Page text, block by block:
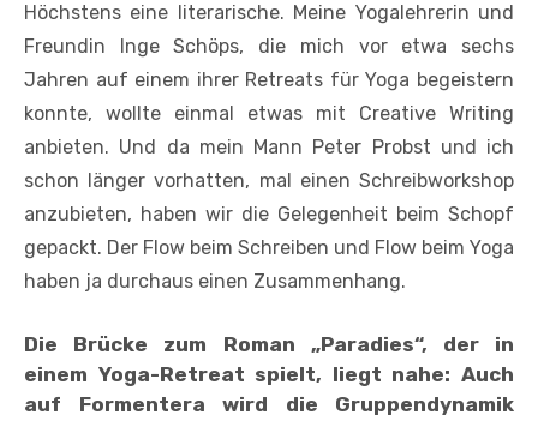
Höchstens eine literarische. Meine Yoga­lehrerin und
Freundin Inge Schöps, die mich vor etwa sechs
Jahren auf einem ihrer Retreats für Yoga begeistern
konn­te, wollte einmal etwas mit Creative Writing
anbieten. Und da mein Mann Peter Probst und ich
schon länger vorhatten, mal einen Schreibworkshop
anzubieten, haben wir die Gelegenheit beim Schopf
gepackt. Der Flow beim Schreiben und Flow beim Yoga
haben ja durchaus einen Zusammenhang.
Die Brücke zum Roman „Paradies“, der in
einem Yoga-Retreat spielt, liegt nahe: Auch
auf Formentera wird die Gruppendynamik